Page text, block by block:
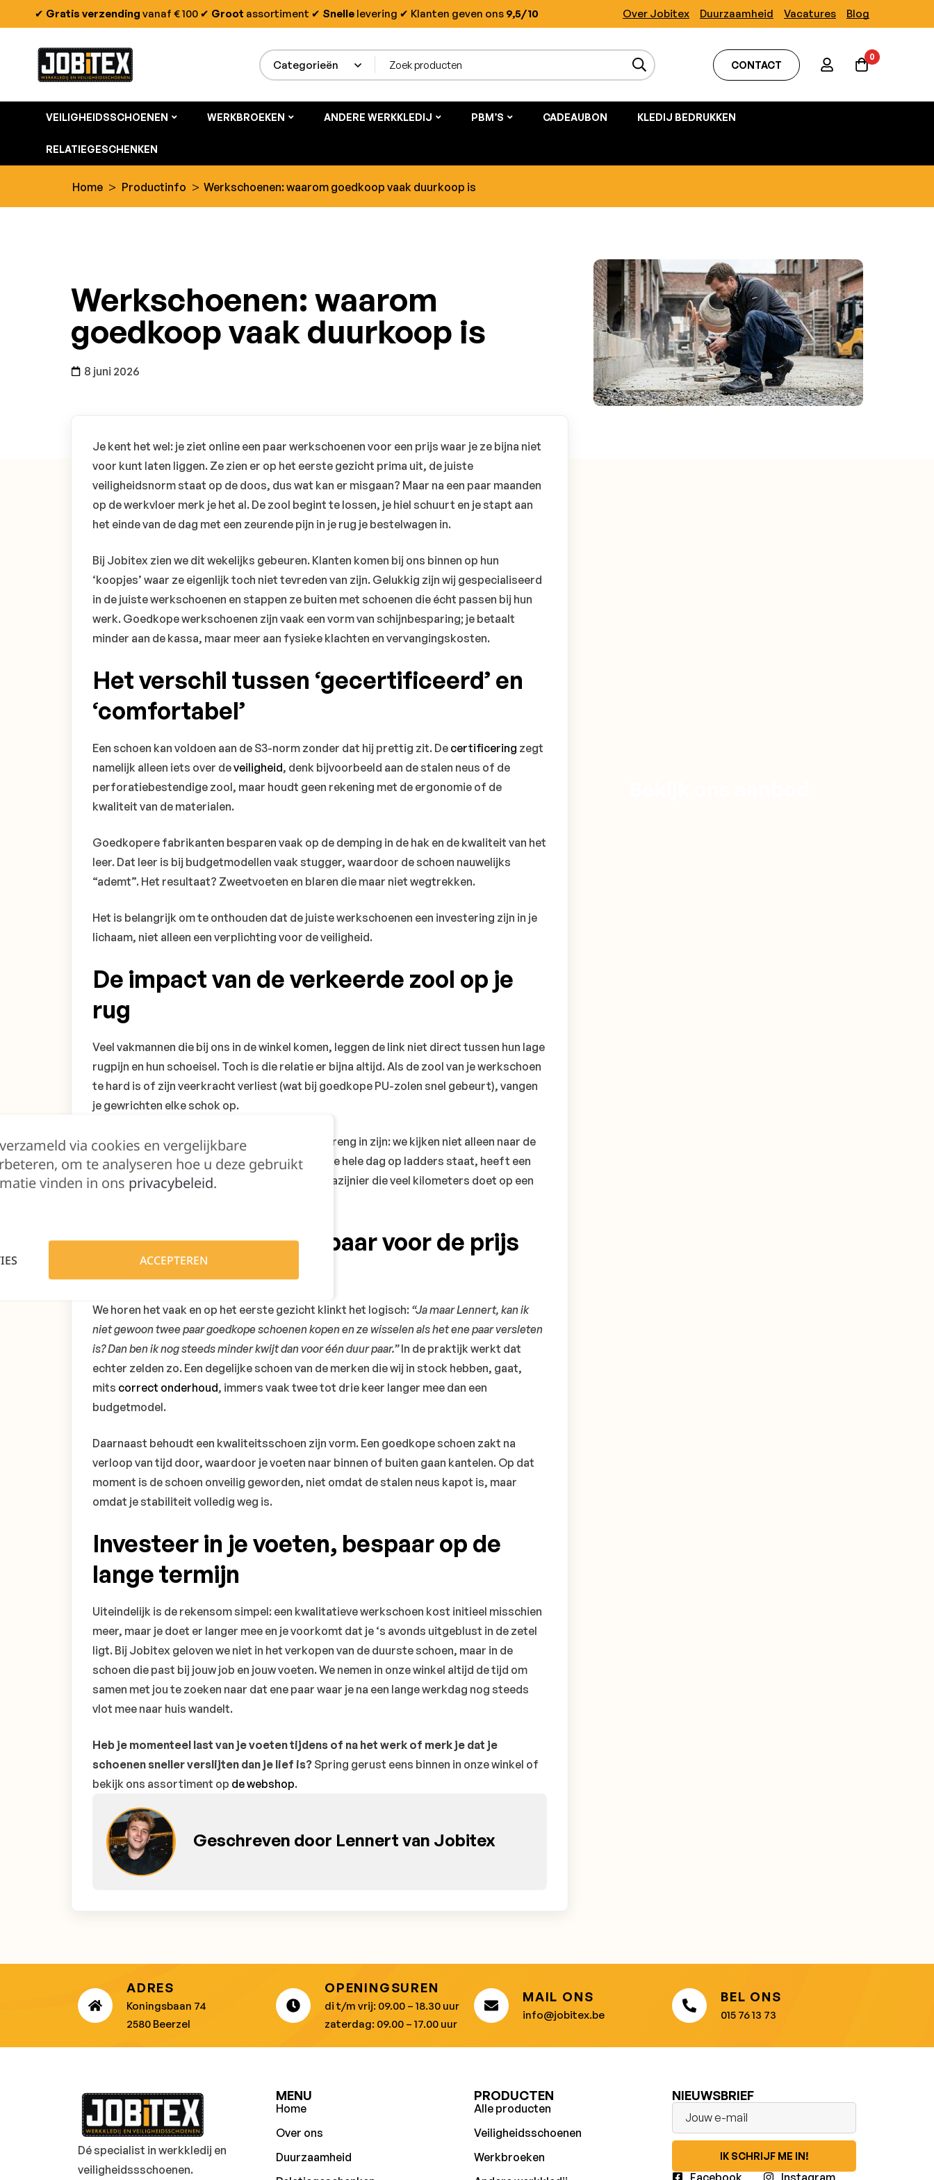
✔ Gratis verzending vanaf € 100 ✔ Groot assortiment ✔ Snelle levering ✔ Klanten geven ons 9,5/10 Over Jobitex Duurzaamheid Vacatures Blog
CONTACT
0
VEILIGHEIDSSCHOENEN WERKBROEKEN ANDERE WERKKLEDIJ PBM’S CADEAUBON KLEDIJ BEDRUKKEN
RELATIEGESCHENKEN
Home > Productinfo > Werkschoenen: waarom goedkoop vaak duurkoop is
Werkschoenen: waarom
goedkoop vaak duurkoop is
8 juni 2026
Je kent het wel: je ziet online een paar werkschoenen voor een prijs waar je ze bijna niet
voor kunt laten liggen. Ze zien er op het eerste gezicht prima uit, de juiste
veiligheidsnorm staat op de doos, dus wat kan er misgaan? Maar na een paar maanden
op de werkvloer merk je het al. De zool begint te lossen, je hiel schuurt en je stapt aan
het einde van de dag met een zeurende pijn in je rug je bestelwagen in.
Bij Jobitex zien we dit wekelijks gebeuren. Klanten komen bij ons binnen op hun
‘koopjes’ waar ze eigenlijk toch niet tevreden van zijn. Gelukkig zijn wij gespecialiseerd
in de juiste werkschoenen en stappen ze buiten met schoenen die écht passen bij hun
werk. Goedkope werkschoenen zijn vaak een vorm van schijnbesparing; je betaalt
minder aan de kassa, maar meer aan fysieke klachten en vervangingskosten.
Het verschil tussen ‘gecertificeerd’ en
‘comfortabel’
Een schoen kan voldoen aan de S3-norm zonder dat hij prettig zit. De certificering zegt
namelijk alleen iets over deveiligheid, denk bijvoorbeeld aan de stalen neus of de
perforatiebestendige zool, maar houdt geen rekening met de ergonomie of de
kwaliteit van de materialen.
Goedkopere fabrikanten besparen vaak op de demping in de hak en de kwaliteit van het
leer. Dat leer is bij budgetmodellen vaak stugger, waardoor de schoen nauwelijks
“ademt”. Het resultaat? Zweetvoeten en blaren die maar niet wegtrekken.
Het is belangrijk om te onthouden dat de juiste werkschoenen een investering zijn in je
lichaam, niet alleen een verplichting voor de veiligheid.
De impact van de verkeerde zool op je
rug
Veel vakmannen die bij ons in de winkel komen, leggen de link niet direct tussen hun lage
rugpijn en hun schoeisel. Toch is die relatie er bijna altijd. Als de zool van je werkschoen
te hard is of zijn veerkracht verliest (wat bij goedkope PU-zolen snel gebeurt), vangen
je gewrichten elke schok op.
Dit is een van die punten waar we bij Jobitex streng in zijn: we kijken niet alleen naar de
maat, maar ook naar hoe je staat. Iemand die de hele dag op ladders staat, heeft een
heel andere ondersteuning nodig dan een magazijnier die veel kilometers doet op een
Duurzaamheid: twee paar voor de prijs
van één?
We horen het vaak en op het eerste gezicht klinkt het logisch: “Ja maar Lennert, kan ik
niet gewoon twee paar goedkope schoenen kopen en ze wisselen als het ene paar versleten
is? Dan ben ik nog steeds minder kwijt dan voor één duur paar.”In de praktijk werkt dat
echter zelden zo. Een degelijke schoen van de merken die wij in stock hebben, gaat,
mits correct onderhoud, immers vaak twee tot drie keer langer mee dan een
budgetmodel.
Daarnaast behoudt een kwaliteitsschoen zijn vorm. Een goedkope schoen zakt na
verloop van tijd door, waardoor je voeten naar binnen of buiten gaan kantelen. Op dat
moment is de schoen onveilig geworden, niet omdat de stalen neus kapot is, maar
omdat je stabiliteit volledig weg is.
Investeer in je voeten, bespaar op de
lange termijn
Uiteindelijk is de rekensom simpel: een kwalitatieve werkschoen kost initieel misschien
meer, maar je doet er langer mee en je voorkomt dat je ‘s avonds uitgeblust in de zetel
ligt. Bij Jobitex geloven we niet in het verkopen van de duurste schoen, maar in de
schoen die past bij jouw job en jouw voeten. We nemen in onze winkel altijd de tijd om
samen met jou te zoeken naar dat ene paar waar je na een lange werkdag nog steeds
vlot mee naar huis wandelt.
Heb je momenteel last van je voeten tijdens of na het werk of merk je dat je
schoenen sneller verslijten dan je lief is? Spring gerust eens binnen in onze winkel of
bekijk ons assortiment op de webshop.
Geschreven door Lennert van Jobitex
ADRES
Koningsbaan 74
2580 Beerzel
OPENINGSUREN
di t/m vrij: 09.00 – 18.30 uur
zaterdag: 09.00 – 17.00 uur
MAIL ONS
info@jobitex.be
BEL ONS
015 76 13 73
Dé specialist in werkkledij en
veiligheidssschoenen.
MENU
Home
Over ons
Duurzaamheid
PRODUCTEN
Alle producten
Veiligheidsschoenen
Werkbroeken
NIEUWSBRIEF
IK SCHRIJF ME IN!
via cookies en vergelijkbare
om te analyseren hoe u deze gebruikt
vinden in ons privacybeleid.
ACCEPTEREN